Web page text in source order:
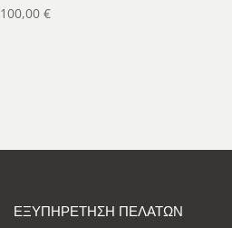
100,00€
ΕΞΥΠΗΡΕΤΗΣΗ ΠΕΛΑΤΩΝ